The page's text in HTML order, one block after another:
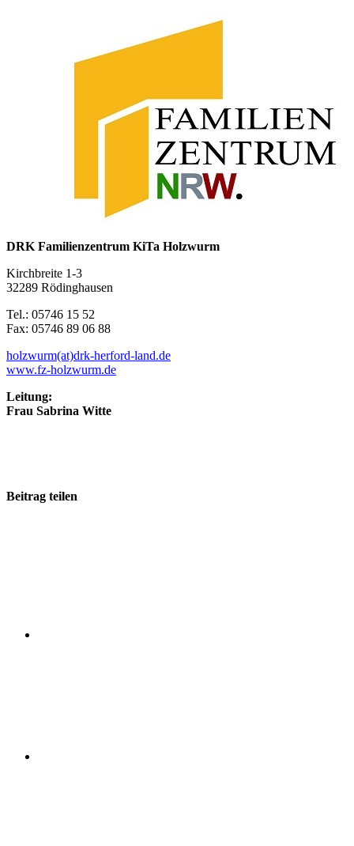
DRK Familienzentrum KiTa Holzwurm
Kirchbreite 1-3
32289 Rödinghausen
Tel.: 05746 15 52
Fax: 05746 89 06 88
holzwurm(at)drk-herford-land.de
www.fz-holzwurm.de
Leitung:
Frau Sabrina Witte
Beitrag teilen